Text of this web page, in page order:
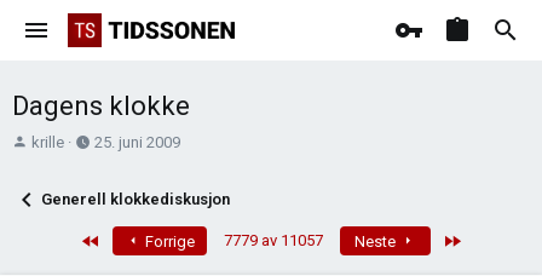
Dagens klokke
T
å
krille
O
p
e
25. juni 2009
Generell klokkediskusjon
Forrige 7779 av 11057 Neste